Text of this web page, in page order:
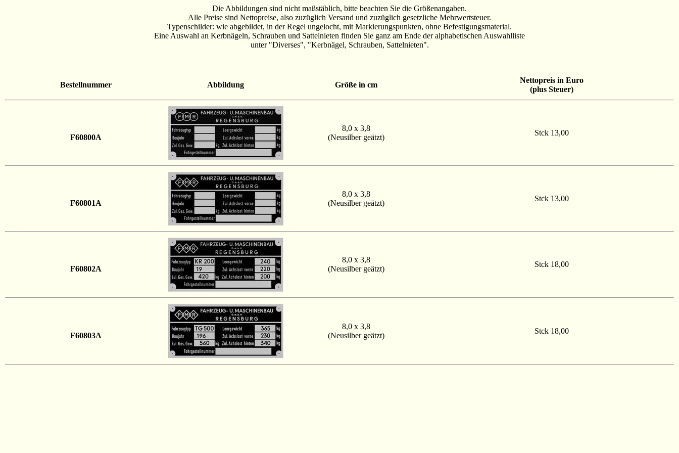
Die Abbildungen sind nicht maßstäblich, bitte beachten Sie die Größenangaben.
Alle Preise sind Nettopreise, also zuzüglich Versand und zuzüglich gesetzliche Mehrwertsteuer.
Typenschilder: wie abgebildet, in der Regel ungelocht, mit Markierungspunkten, ohne Befestigungsmaterial.
Eine Auswahl an Kerbnägeln, Schrauben und Sattelnieten finden Sie ganz am Ende der alphabetischen Auswahlliste
unter "Diverses", "Kerbnägel, Schrauben, Sattelnieten".
Bestellnummer Abbildung Größe in cm
Nettopreis in Euro
(plus Steuer)
F60800A
8,0 x 3,8
(Neusilber geätzt)
Stck 13,00
F60801A
8,0 x 3,8
(Neusilber geätzt)
Stck 13,00
F60802A
8,0 x 3,8
(Neusilber geätzt)
Stck 18,00
F60803A
8,0 x 3,8
(Neusilber geätzt)
Stck 18,00